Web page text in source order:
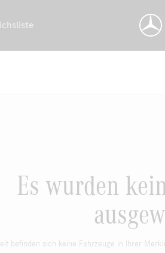
Es wurden
befinden sich keine Fahrzeuge in Ihrer